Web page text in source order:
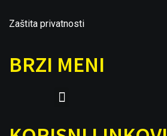
Zaštita privatnosti
BRZI MENI